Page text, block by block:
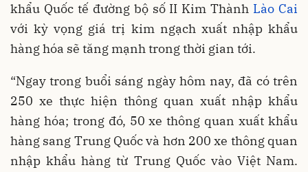
khẩu Quốc tế đường bộ số II Kim Thành Lào Cai
với kỳ vọng giá trị kim ngạch xuất nhập khẩu
hàng hóa sẽ tăng mạnh trong thời gian tới.
“Ngay trong buổi sáng ngày hôm nay, đã có trên
250 xe thực hiện thông quan xuất nhập khẩu
hàng hóa; trong đó, 50 xe thông quan xuất khẩu
hàng sang Trung Quốc và hơn 200 xe thông quan
nhập khẩu hàng từ Trung Quốc vào Việt Nam.